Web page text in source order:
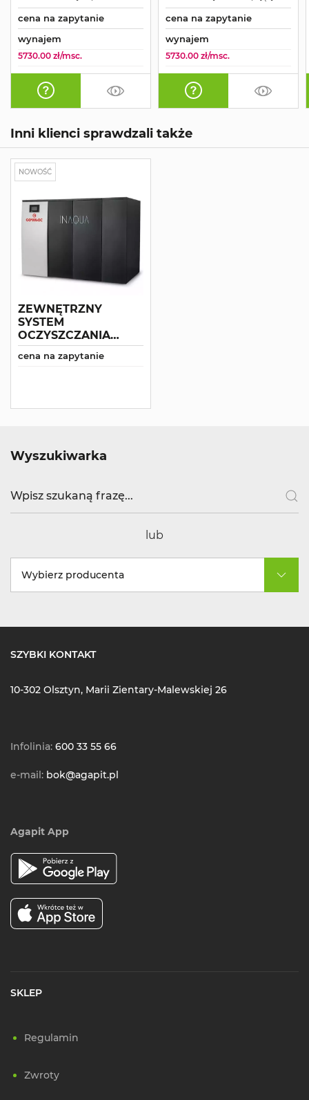
cena na zapytanie
wynajem
5730.00 zł/msc.
cena na zapytanie
wynajem
5730.00 zł/msc.
Inni klienci sprawdzali także
NOWOŚĆ
ZEWNĘTRZNY
SYSTEM
OCZYSZCZANIA
WODY COMAC
INAQUA 300L
cena na zapytanie
Wyszukiwarka
lub
Wybierz producenta
SZYBKI KONTAKT
10-302 Olsztyn, Marii Zientary-Malewskiej 26
Infolinia: 600 33 55 66
e-mail: bok@agapit.pl
Agapit App
SKLEP
Regulamin
Zwroty